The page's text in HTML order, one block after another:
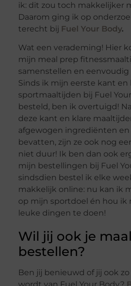
ik: dit zou toch makkelijker
Daarom ging ik op
terecht bij Fuel Your Body.
Wat een verademing! Hier
mijn meal prep
samenstellen en
Sinds ik mijn eerste kant en
sportmaaltijden bij Fuel
besteld, ben ik overtuigd!
deze kant en klare
afgewogen ingrediënten
bevatten, zijn ze ook nog
niet duur! Ik ben dan ook
mijn bestellingen bij Fuel
sindsdien bestel ik elke
makkelijk online: nu kan ik
op mijn sportdoel én hou ik
leuke dingen te doen!
Wil jij ook je
bestellen?
Ben jij benieuwd of jij ook